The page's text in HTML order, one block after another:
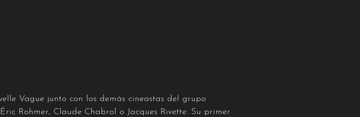
Vague junto con los demás cineastas del grupo
Rohmer, Claude Chabrol o Jacques Rivette. Su primer